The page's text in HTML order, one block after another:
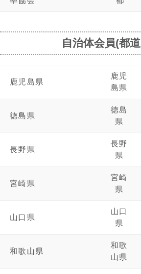
自治体会員(都
鹿児島県
鹿児
島県
徳島県
徳島
県
長野県
長野
県
宮崎県
宮崎
県
山口県
山口
県
和歌山県
和歌
山県